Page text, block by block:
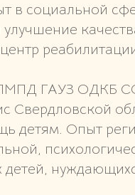
в социальной
ГАУЗ ОДКБ СО
Свердловской
детям. Опыт